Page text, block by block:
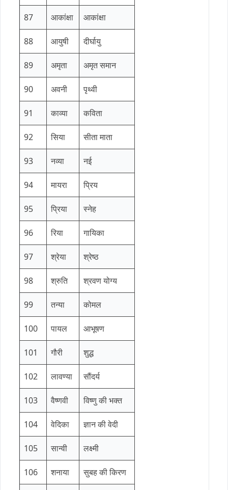
87 आकांक्षा आकांक्षा
88 आयुषी दीर्घायु
89 अमृता अमृत समान
90 अवनी पृथ्वी
91 काव्या कविता
92 सिया सीता माता
93 नव्या नई
94 मायरा प्रिय
95 प्रिया स्नेह
96 रिया गायिका
97 श्रेया श्रेष्ठ
98 श्रुति श्रवण योग्य
99 तन्या कोमल
100 पायल आभूषण
101 गौरी शुद्ध
102 लावण्या सौंदर्य
103 वैष्णवी विष्णु की भक्त
104 वेदिका ज्ञान की वेदी
105 सान्वी लक्ष्मी
106 शनाया सुबह की किरण